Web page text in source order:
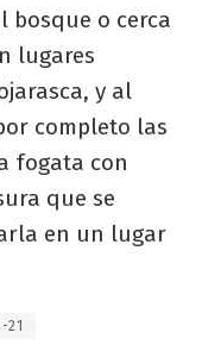
o cerca
lugares
y al
completo las
fogata con
que se
en un lugar